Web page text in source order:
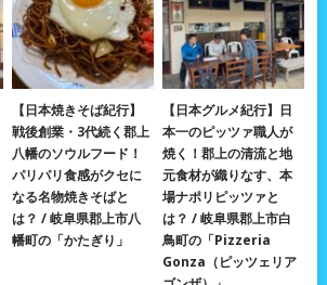
【日本焼きそば紀行】
戦後創業・3代続く郡上
八幡のソウルフード！
パリパリ食感がクセに
なる名物焼きそばと
は？ / 岐阜県郡上市八
幡町の「かたぎり」
【日本グルメ紀行】日
本一のピッツァ職人が
焼く！郡上の清流と地
元食材が織りなす、本
場ナポリピッツァと
は？ / 岐阜県郡上市白
鳥町の「Pizzeria
Gonza（ピッツェリア